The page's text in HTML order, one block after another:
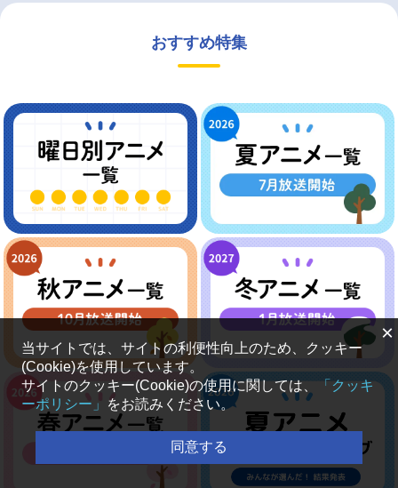
おすすめ特集
×
当サイトでは、サイトの利便性向上のため、クッキー
(Cookie)を使用しています。
サイトのクッキー(Cookie)の使用に関しては、「クッキ
ーポリシー」
をお読みください。
同意する